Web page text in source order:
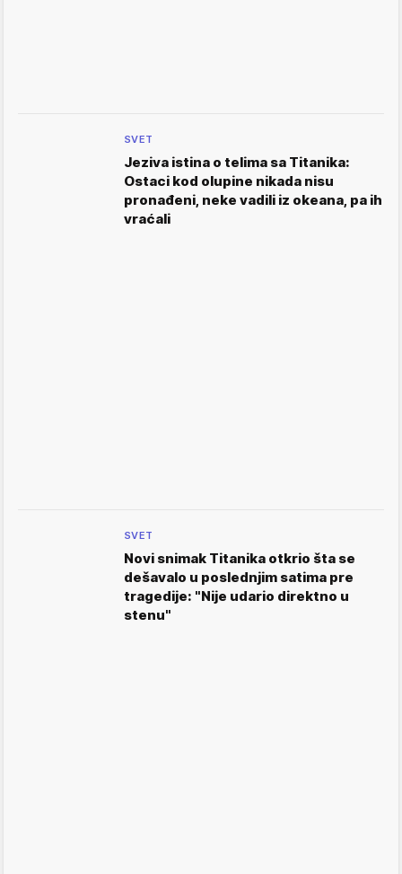
SVET
Jeziva istina o telima sa Titanika:
Ostaci kod olupine nikada nisu
pronađeni, neke vadili iz okeana, pa ih
vraćali
SVET
Novi snimak Titanika otkrio šta se
dešavalo u poslednjim satima pre
tragedije: "Nije udario direktno u
stenu"